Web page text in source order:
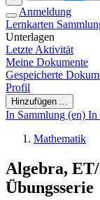
Anmeldung
Lernkarten
Unterlagen
Letzte Aktivität
Meine Dokumente
Gespeicherte
Profil
Hinzufügen ...
In Sammlung (en) In
Mathematik
Algebra,
Übungsserie